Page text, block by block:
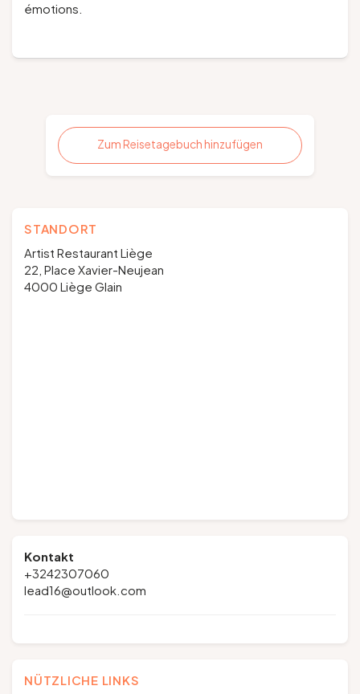
émotions.
Zum Reisetagebuch hinzufügen
STANDORT
Artist Restaurant Liège
22, Place Xavier-Neujean
4000 Liège Glain
Kontakt
+3242307060
lead16@outlook.com
NÜTZLICHE LINKS